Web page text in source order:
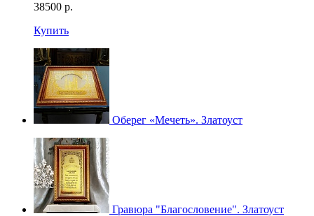
38500 р.
Купить
Оберег «Мечеть». Златоуст
Гравюра "Благословение". Златоуст